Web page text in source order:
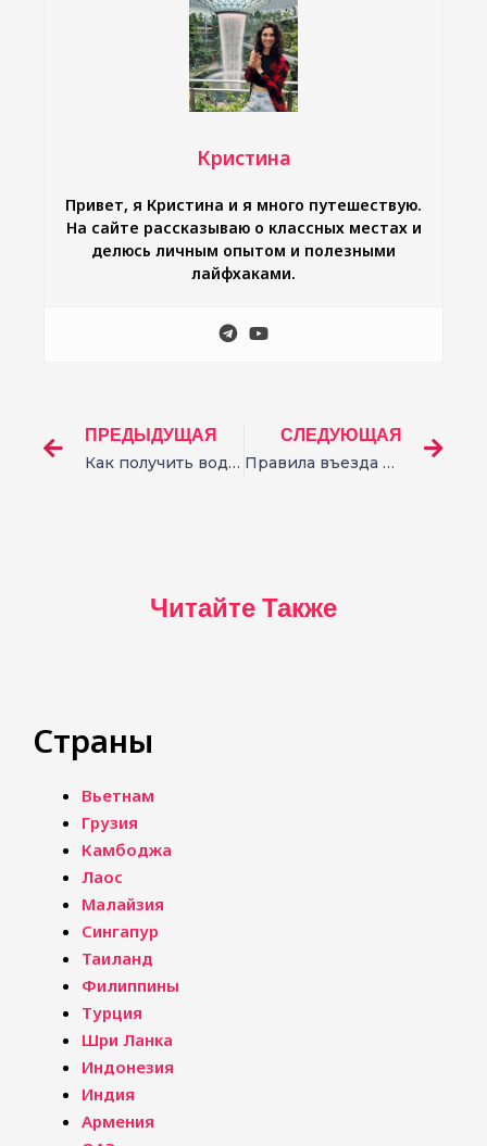
Кристина
Привет, я Кристина и я много путешествую.
На сайте рассказываю о классных местах и
делюсь личным опытом и полезными
лайфхаками.
ПРЕДЫДУЩАЯ
Как получить водительское удостоверение в Таиланде: пошаговый гайд
СЛЕДУЮЩАЯ
Правила въезда в Сингапур для россиян: как попасть без визы
Читайте Также
Страны
Вьетнам
Грузия
Камбоджа
Лаос
Малайзия
Сингапур
Таиланд
Филиппины
Турция
Шри Ланка
Индонезия
Индия
Армения